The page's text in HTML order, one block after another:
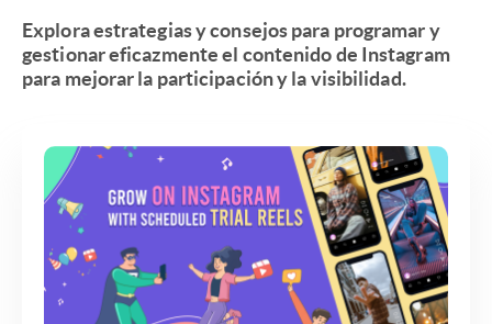
Explora estrategias y consejos para programar y
gestionar eficazmente el contenido de Instagram
para mejorar la participación y la visibilidad.